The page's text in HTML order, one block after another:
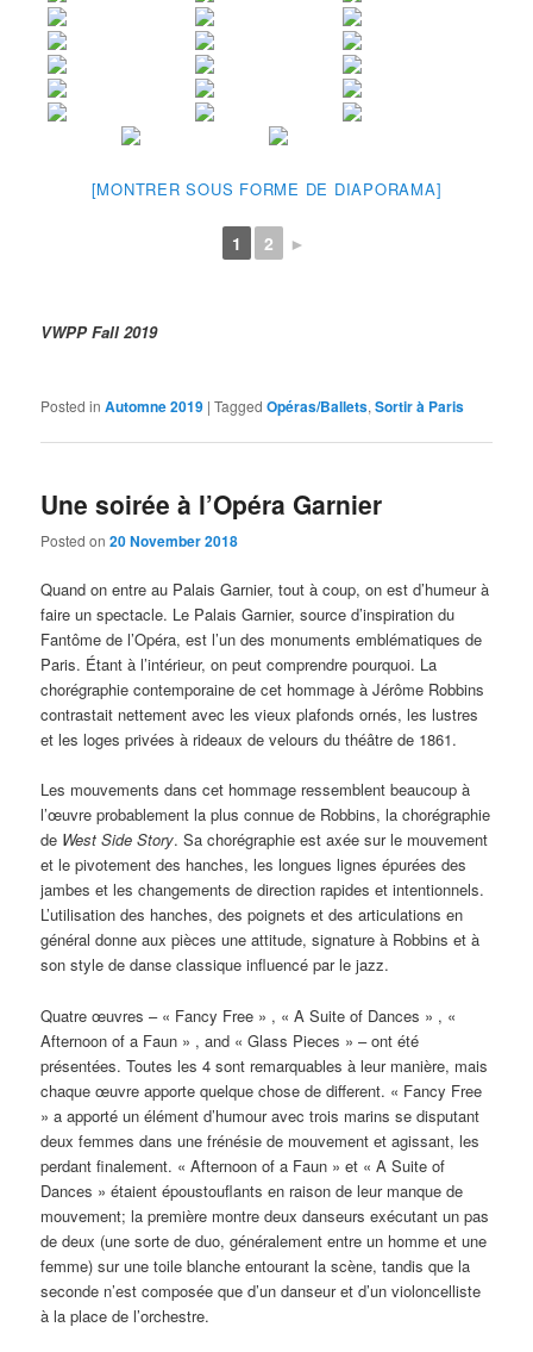
[MONTRER SOUS FORME DE DIAPORAMA]
1 2 ►
VWPP Fall 2019
Posted in Automne 2019 |Tagged Opéras/Ballets,Sortir à Paris
Une soirée à l’Opéra Garnier
Posted on20 November 2018
Quand on entre au Palais Garnier, tout à coup, on est d’humeur à
faire un spectacle. Le Palais Garnier, source d’inspiration du
Fantôme de l’Opéra, est l’un des monuments emblématiques de
Paris. Étant à l’intérieur, on peut comprendre pourquoi. La
chorégraphie contemporaine de cet hommage à Jérôme Robbins
contrastait nettement avec les vieux plafonds ornés, les lustres
et les loges privées à rideaux de velours du théâtre de 1861.
Les mouvements dans cet hommage ressemblent beaucoup à
l’œuvre probablement la plus connue de Robbins, la chorégraphie
de West Side Story. Sa chorégraphie est axée sur le mouvement
et le pivotement des hanches, les longues lignes épurées des
jambes et les changements de direction rapides et intentionnels.
L’utilisation des hanches, des poignets et des articulations en
général donne aux pièces une attitude, signature à Robbins et à
son style de danse classique influencé par le jazz.
Quatre œuvres – « Fancy Free » , « A Suite of Dances » , «
Afternoon of a Faun » , and « Glass Pieces » – ont été
présentées. Toutes les 4 sont remarquables à leur manière, mais
chaque œuvre apporte quelque chose de different. « Fancy Free
» a apporté un élément d’humour avec trois marins se disputant
deux femmes dans une frénésie de mouvement et agissant, les
perdant finalement. « Afternoon of a Faun » et « A Suite of
Dances » étaient époustouflants en raison de leur manque de
mouvement; la première montre deux danseurs exécutant un pas
de deux (une sorte de duo, généralement entre un homme et une
femme) sur une toile blanche entourant la scène, tandis que la
seconde n’est composée que d’un danseur et d’un violoncelliste
à la place de l’orchestre.